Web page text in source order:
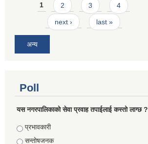
Pages
1 2 3 4
next › last »
अन्य
Poll
यस नगरपालिकाको सेवा प्रवाह तपाईलाई कस्तो लाग्छ ?
Choices
प्रभावकारी
सन्तोषजनक